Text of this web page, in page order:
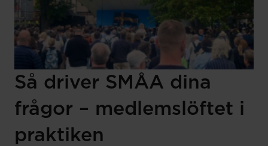
Så driver SMÅA dina
frågor – medlemslöftet i
praktiken